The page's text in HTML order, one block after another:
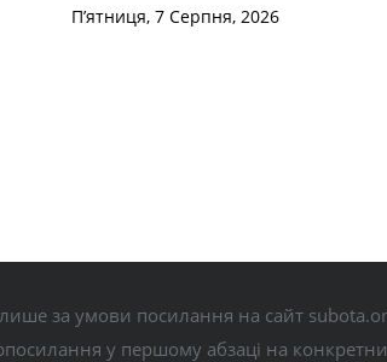
П’ятниця, 7 Серпня, 2026
за умови посилання на сайт
у першому абзаці на